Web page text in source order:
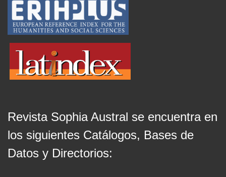
Revista Sophia Austral se encuentra en
los siguientes Catálogos, Bases de
Datos y Directorios: